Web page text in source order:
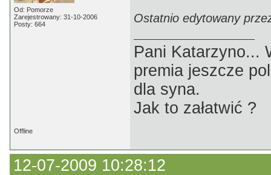
Od: Pomorze
Zarejestrowany: 31-10-2006
Posty: 664
Ostatnio edytowany
Pani Katarzyno...
premia jeszcze
dla syna.
Jak to załatwić ?
Offline
12-07-2009 10:28:12